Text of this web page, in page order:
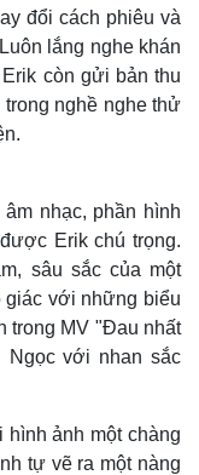
đổi cách phiêu và
lắng nghe khán
còn gửi bản thu
nghề nghe thử
nhạc, phần hình
Erik chú trọng.
sâu sắc của một
giác với những biểu
trong MV "Đau nhất
Ngọc với nhan sắc
ảnh một chàng
tự vẽ ra một nàng